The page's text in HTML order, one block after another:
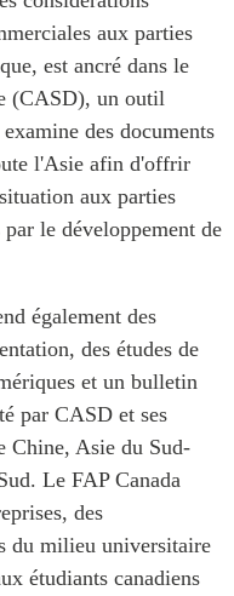
aux parties
est ancré dans le
(CASD), un outil
des documents
l'Asie afin d'offrir
aux parties
par le développement de
également des
des études de
et un bulletin
par CASD et ses
Chine, Asie du Sud-
Le FAP Canada
des
du milieu universitaire
étudiants canadiens